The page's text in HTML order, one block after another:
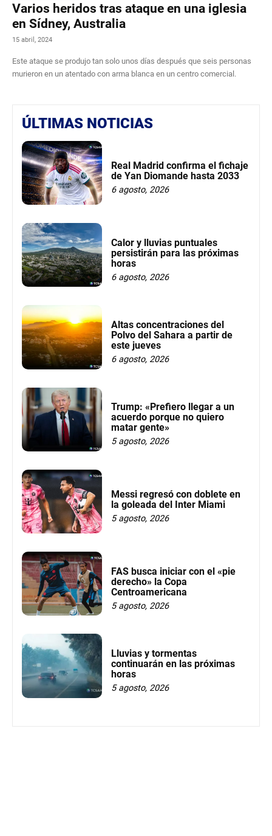
Varios heridos tras ataque en una iglesia
en Sídney, Australia
15 abril, 2024
Este ataque se produjo tan solo unos días después que seis personas
murieron en un atentado con arma blanca en un centro comercial.
ÚLTIMAS NOTICIAS
Real Madrid confirma el fichaje
de Yan Diomande hasta 2033
6 agosto, 2026
Calor y lluvias puntuales
persistirán para las próximas
horas
6 agosto, 2026
Altas concentraciones del
Polvo del Sahara a partir de
este jueves
6 agosto, 2026
Trump: «Prefiero llegar a un
acuerdo porque no quiero
matar gente»
5 agosto, 2026
Messi regresó con doblete en
la goleada del Inter Miami
5 agosto, 2026
FAS busca iniciar con el «pie
derecho» la Copa
Centroamericana
5 agosto, 2026
Lluvias y tormentas
continuarán en las próximas
horas
5 agosto, 2026